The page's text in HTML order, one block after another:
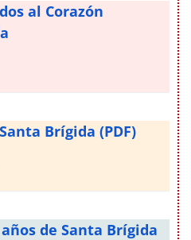
al Corazón
Brígida (PDF)
de Santa Brígida